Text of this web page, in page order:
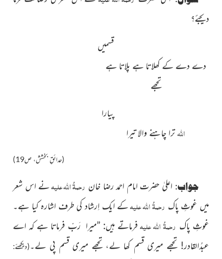
دیجئے؟
قسمىں
دے دے کے کھلاتا ہے پلاتا ہے
تجھے
پىارا
اللہترا چاہنے والا تىرا
(حدائقِ بخشش، ص19)
جواب: اعلیٰ حضرت امام احمد رضا خان رحمۃُ اللہ علیہنے اس شعر
میں غوثِ پاک رحمۃُ اللہ علیہکے ایک اِرشاد کی طرف اشارہ کیا ہے۔
غوثِ پاک رحمۃُ اللہ علیہفرماتے ہیں: ”مىرا رَبّ فرماتا ہے کہ اے
عبدُالقادر! تجھے میری قسم کھا لے، تجھے میری قسم پی لے۔(دیکھئے: